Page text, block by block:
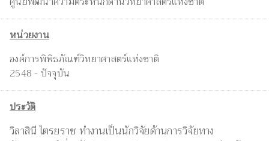
หน่วยงาน
องค์การพิพิธภัณฑ์วิทยาศาสตร์แห่งชาติ
2548 - ปัจจุบัน
ประวัติ
วิลาสินี ไตรยราช ทำงานเป็นนักวิจัยด้านการวิจัยทาง